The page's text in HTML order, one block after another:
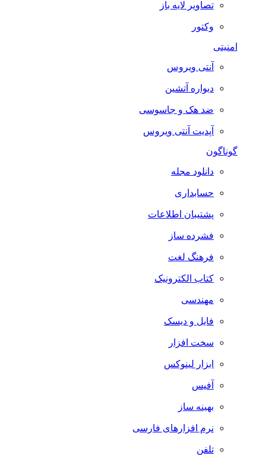
تصاویر لایه باز
وکتور
آنتی ویروس
دیواره آتشین
ضد هک و جاسوسی
آپدیت آنتی ویروس
گوناگون
دانلود مجله
حسابداری
پشتیبان اطلاعات
فشرده ساز
فرهنگ لغت
کتاب الکترونیک
مهندسی
فایل و دیسک
سخت افزار
ابزار لینوکس
آفیس
بهینه ساز
نرم افزارهای فارسی
تلفن